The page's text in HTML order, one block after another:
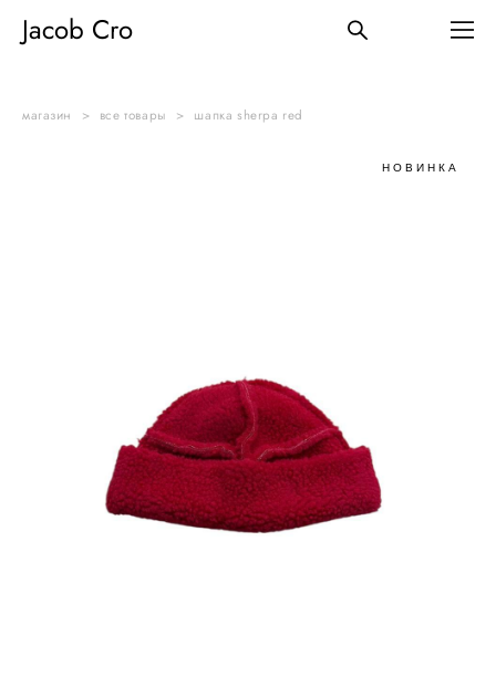
Jacob Cro
магазин > все товары > шапка sherpa red
НОВИНКА